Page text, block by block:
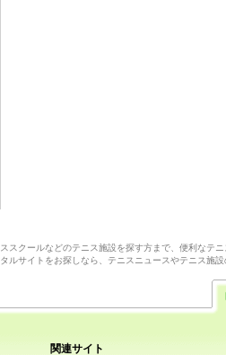
クールなどのテニス施設を探す方まで、便利なテニ
ルサイトをお探しなら、テニスニュースやテニス施
関連サイト